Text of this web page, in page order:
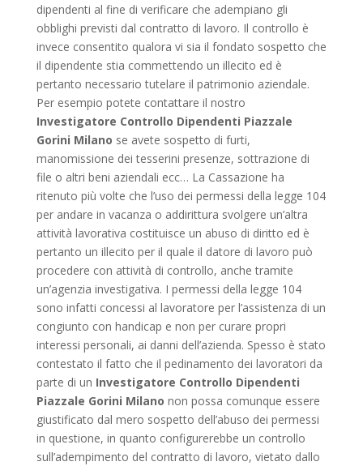
dipendenti al fine di verificare che adempiano gli
obblighi previsti dal contratto di lavoro. Il controllo è
invece consentito qualora vi sia il fondato sospetto che
il dipendente stia commettendo un illecito ed è
pertanto necessario tutelare il patrimonio aziendale.
Per esempio potete contattare il nostro
Investigatore Controllo Dipendenti Piazzale
Gorini Milano se avete sospetto di furti,
manomissione dei tesserini presenze, sottrazione di
file o altri beni aziendali ecc… La Cassazione ha
ritenuto più volte che l’uso dei permessi della legge 104
per andare in vacanza o addirittura svolgere un’altra
attività lavorativa costituisce un abuso di diritto ed è
pertanto un illecito per il quale il datore di lavoro può
procedere con attività di controllo, anche tramite
un’agenzia investigativa. I permessi della legge 104
sono infatti concessi al lavoratore per l’assistenza di un
congiunto con handicap e non per curare propri
interessi personali, ai danni dell’azienda. Spesso è stato
contestato il fatto che il pedinamento dei lavoratori da
parte di un Investigatore Controllo Dipendenti
Piazzale Gorini Milano non possa comunque essere
giustificato dal mero sospetto dell’abuso dei permessi
in questione, in quanto configurerebbe un controllo
sull’adempimento del contratto di lavoro, vietato dallo